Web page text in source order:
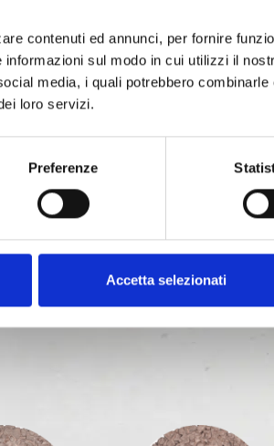
contenuti ed annunci, per fornire
sul modo in cui utilizzi il
media, i quali potrebbero
loro servizi.
Preferenze
Accetta selezionati